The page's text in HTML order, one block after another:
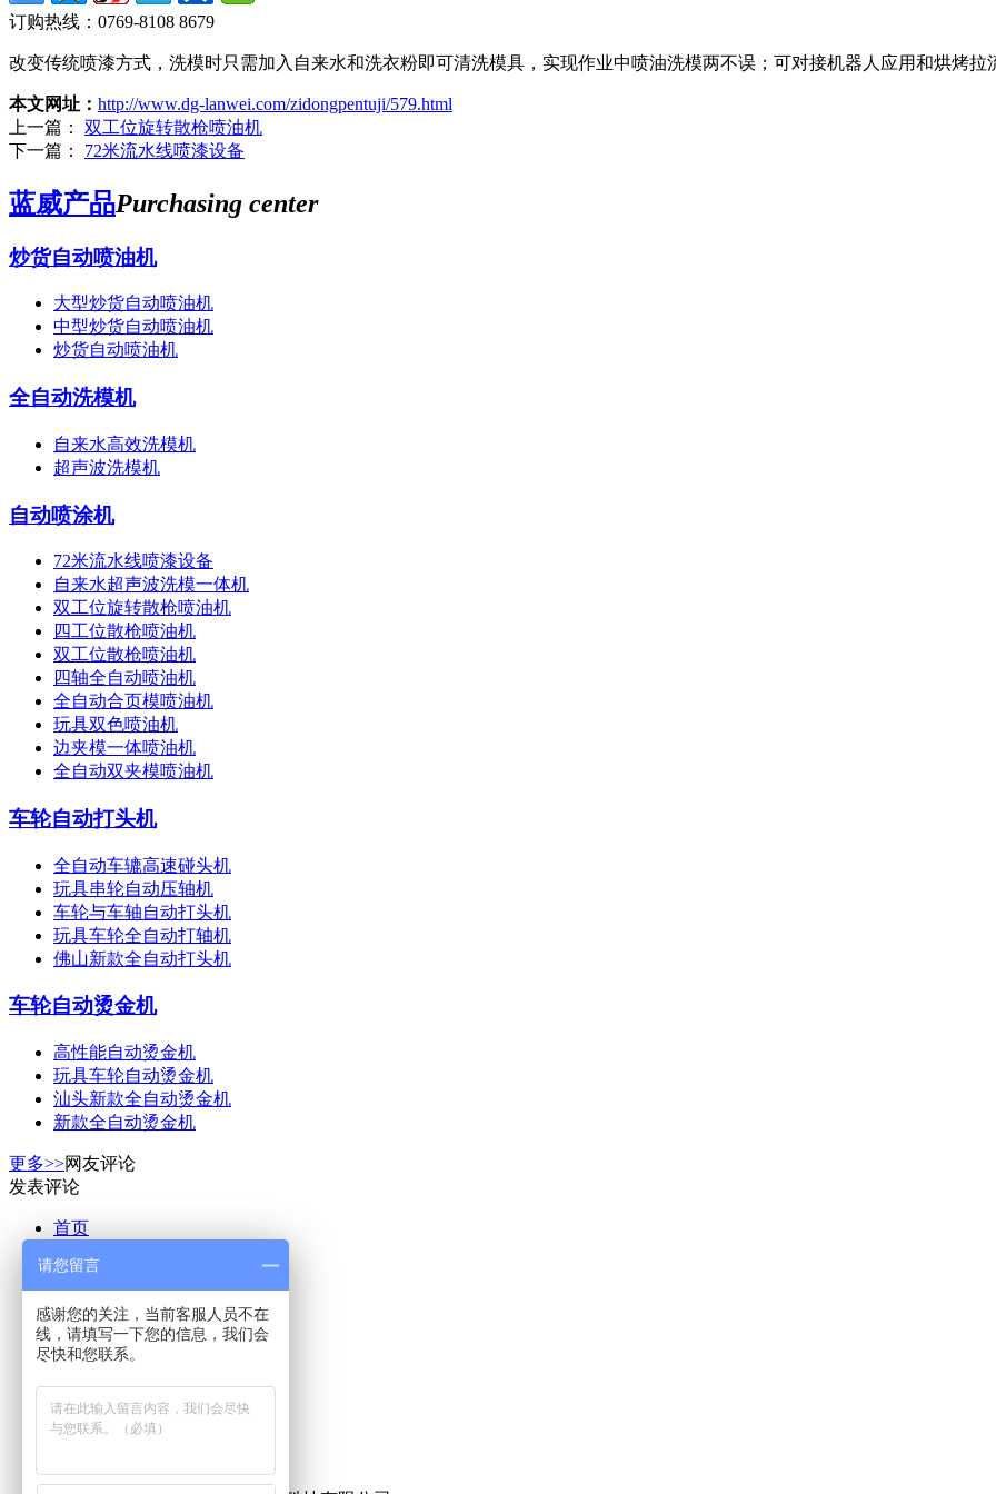
订购热线： 0769-8108 8679
改变传统喷漆方式，洗模时只需加入自来水和洗衣粉即可清洗模具，实现作业中喷油洗模两不误；可对接机器人应用和烘烤拉
本文网址： http://www.dg-lanwei.com/zidongpentuji/579.html
上一篇： 双工位旋转散枪喷油机
下一篇： 72米流水线喷漆设备
蓝威产品Purchasing center
炒货自动喷油机
大型炒货自动喷油机
中型炒货自动喷油机
炒货自动喷油机
全自动洗模机
自来水高效洗模机
超声波洗模机
自动喷涂机
72米流水线喷漆设备
自来水超声波洗模一体机
双工位旋转散枪喷油机
四工位散枪喷油机
双工位散枪喷油机
四轴全自动喷油机
全自动合页模喷油机
玩具双色喷油机
边夹模一体喷油机
全自动双夹模喷油机
车轮自动打头机
全自动车辘高速碰头机
玩具串轮自动压轴机
车轮与车轴自动打头机
玩具车轮全自动打轴机
佛山新款全自动打头机
车轮自动烫金机
高性能自动烫金机
玩具车轮自动烫金机
汕头新款全自动烫金机
新款全自动烫金机
更多>>网友评论
发表评论
首页
关于蓝威
产品展示
实力展示
客户案例
新闻动态
人才招聘
现场实拍
联系我们
请您留言
感谢您的关注，当前客服人员不在
线，请填写一下您的信息，我们会
尽快和您联系。